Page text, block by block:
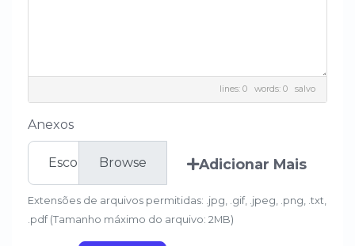
lines: 0 words: 0 salvo
Anexos
Escolher arquivo Adicionar Mais
Extensões de arquivos permitidas: .jpg, .gif, .jpeg, .png, .txt,
.pdf (Tamanho máximo do arquivo: 2MB)